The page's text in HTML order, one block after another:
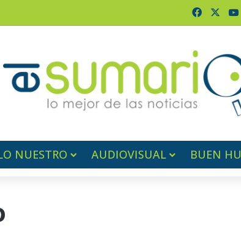
Facebook
NUESTRO AUDIOVISUAL BUEN